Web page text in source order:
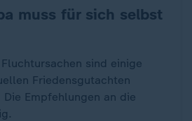
muss für sich selbst
sind einige
Friedensgutachten
Empfehlungen an die